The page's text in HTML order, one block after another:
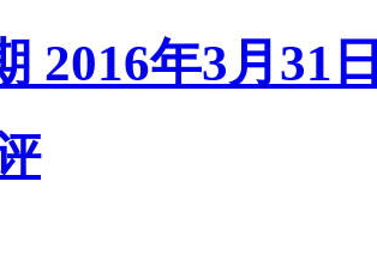
2016年3月31